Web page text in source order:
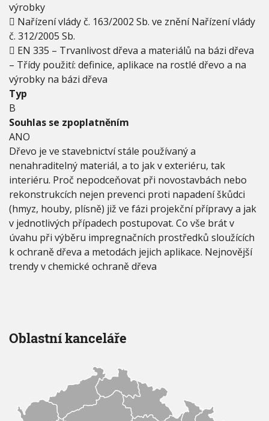
výrobky
 Nařízení vlády č. 163/2002 Sb. ve znění Nařízení vlády
č. 312/2005 Sb.
 EN 335 – Trvanlivost dřeva a materiálů na bázi dřeva
– Třídy použití: definice, aplikace na rostlé dřevo a na
výrobky na bázi dřeva
Typ
B
Souhlas se zpoplatněním
ANO
Dřevo je ve stavebnictví stále používaný a
nenahraditelný materiál, a to jak v exteriéru, tak
interiéru. Proč nepodceňovat při novostavbách nebo
rekonstrukcích nejen prevenci proti napadení škůdci
(hmyz, houby, plísně) již ve fázi projekční přípravy a jak
v jednotlivých případech postupovat. Co vše brát v
úvahu při výběru impregnačních prostředků sloužících
k ochraně dřeva a metodách jejich aplikace. Nejnovější
trendy v chemické ochraně dřeva
Oblastní kanceláře